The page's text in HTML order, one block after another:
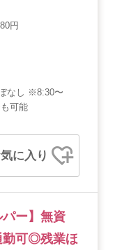
円
なし ※8:30〜
可能
に入り
パー】無資
勤可◎残業ほ